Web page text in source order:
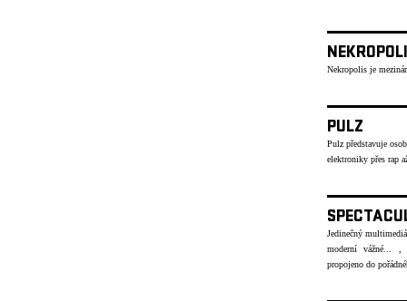
Nekropolis je
PULZ
Pulz představuje
elektroniky přes rap
Jedinečný
moderní vážné... ,
propojeno do